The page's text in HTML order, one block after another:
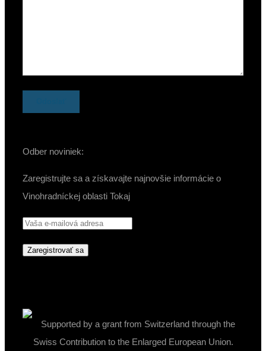
Odber noviniek:
Zaregistrujte sa a získavajte najnovšie informácie o
Vinohradníckej oblasti Tokaj
Supported by a grant from Switzerland through the
Swiss Contribution to the Enlarged European Union.